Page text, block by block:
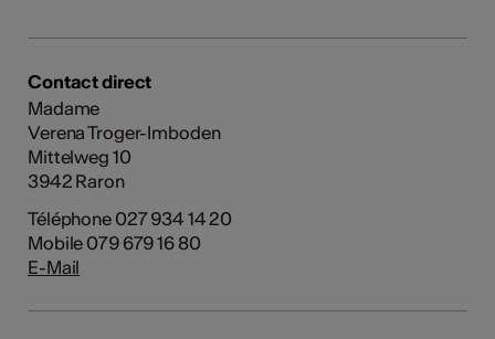
Contact direct
Madame
Verena Troger-Imboden
Mittelweg 10
3942 Raron
Téléphone 027 934 14 20
Mobile 079 679 16 80
E-Mail